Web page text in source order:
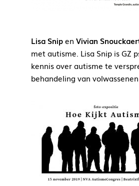
Lisa Snipen Vivian
met autisme. Lisa Snip is GZ
kennis over autisme te
behandeling van